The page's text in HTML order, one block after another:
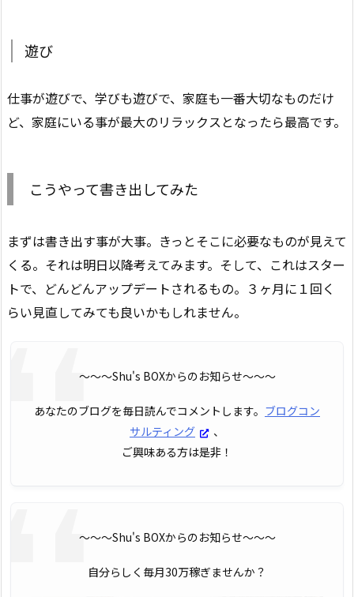
遊び
仕事が遊びで、学びも遊びで、家庭も一番大切なものだけ
ど、家庭にいる事が最大のリラックスとなったら最高です。
こうやって書き出してみた
まずは書き出す事が大事。きっとそこに必要なものが見えて
くる。それは明日以降考えてみます。そして、これはスター
トで、どんどんアップデートされるもの。３ヶ月に１回く
らい見直してみても良いかもしれません。
〜〜〜Shu's BOXからのお知らせ〜〜〜
あなたのブログを毎日読んでコメントします。 ブログコン
サルティング
、
ご興味ある方は是非！
〜〜〜Shu's BOXからのお知らせ〜〜〜
自分らしく毎月30万稼ぎませんか？